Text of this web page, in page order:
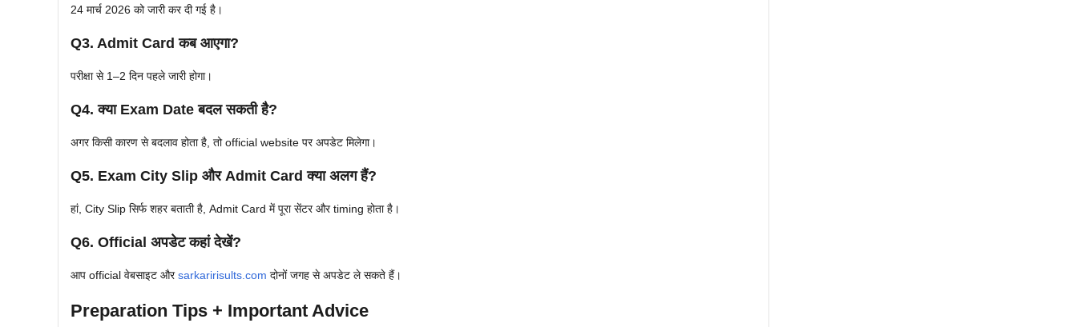
24 मार्च 2026 को जारी कर दी गई है।
Q3. Admit Card कब आएगा?
परीक्षा से 1–2 दिन पहले जारी होगा।
Q4. क्या Exam Date बदल सकती है?
अगर किसी कारण से बदलाव होता है, तो official website पर अपडेट मिलेगा।
Q5. Exam City Slip और Admit Card क्या अलग हैं?
हां, City Slip सिर्फ शहर बताती है, Admit Card में पूरा सेंटर और timing होता है।
Q6. Official अपडेट कहां देखें?
आप official वेबसाइट औरsarkaririsults.com दोनों जगह से अपडेट ले सकते हैं।
Preparation Tips + Important Advice